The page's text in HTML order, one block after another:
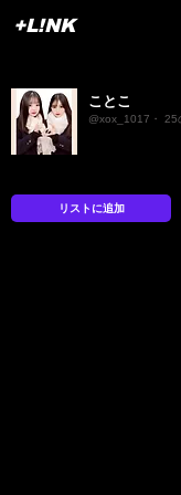
+L!NK
ことこ
@xox_1017・ 25
リストに追加